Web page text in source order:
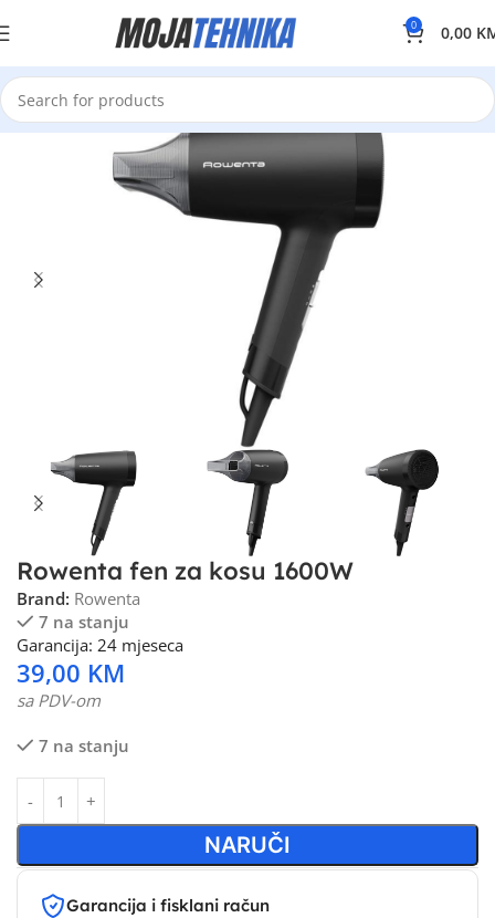
0 0,00
Rowenta fen za kosu 1600W
Brand: Rowenta
7 na stanju
Garancija: 24 mjeseca
39,00 KM
sa PDV-om
7 na stanju
NARUČI
Garancija i fisklani račun